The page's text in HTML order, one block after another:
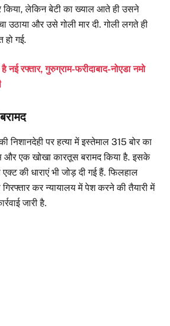
किया, लेकिन बेटी का ख्याल आते ही उसने
और उसे गोली मार दी. गोली लगते ही
हो गई.
नई रफ्तार, गुरुग्राम-फरीदाबाद-नोएडा नमो
निशानदेही पर हत्या में इस्तेमाल 315 बोर का
और एक खोखा कारतूस बरामद किया है. इसके
की धाराएं भी जोड़ दी गई हैं. फिलहाल
कर न्यायालय में पेश करने की तैयारी में
जारी है.